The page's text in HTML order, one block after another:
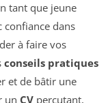
tant que jeune
confiance dans
à faire vos
conseils pratiques
et de bâtir une
un CV percutant,